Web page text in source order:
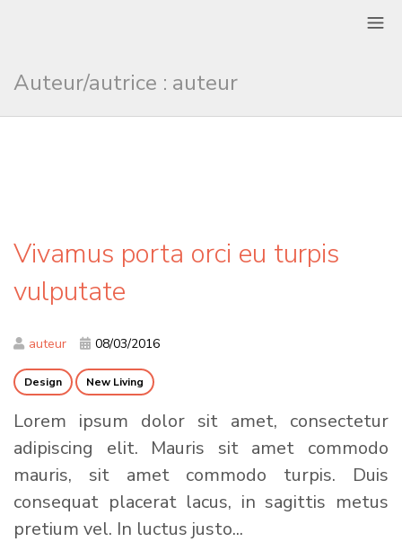
Auteur/autrice : auteur
Vivamus porta orci eu turpis
vulputate
auteur 08/03/2016
Design New Living
Lorem ipsum dolor sit amet, consectetur
adipiscing elit. Mauris sit amet commodo
mauris, sit amet commodo turpis. Duis
consequat placerat lacus, in sagittis metus
pretium vel. In luctus justo...